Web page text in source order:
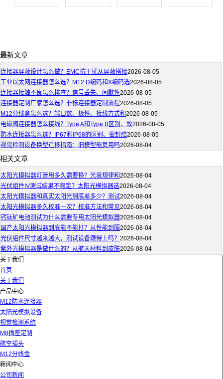
最新文章
连接器屏蔽设计怎么做？EMC抗干扰从屏蔽搭接2026-08-05
工业以太网连接器怎么选？M12 D编码和X编码选2026-08-05
连接器接触不良怎么排查？信号丢失、间歇性2026-08-05
连接器定制厂家怎么选？非标连接器定制流程2026-08-05
M12分线盒怎么选？端口数、极性、接线方式和2026-08-05
电磁阀连接器怎么接线？Type A和Type B区别、故2026-08-05
防水连接器怎么选？IP67和IP68的区别、密封结2026-08-05
视觉检测设备换型迁移指南：旧模型能复用吗2026-08-04
相关文章
太阳光模拟器灯管用多久需要换？光衰规律和2026-08-04
光伏组件IV测试结果不稳定？太阳光模拟器选2026-08-04
太阳光模拟器和真实太阳光到底差多少？测试2026-08-04
太阳光模拟器多久校准一次？校准方法和常见2026-08-04
钙钛矿电池测试为什么需要专用太阳光模拟器2026-08-04
国产太阳光模拟器到底能不能打？从性能到服2026-08-04
光伏组件尺寸越来越大，测试设备跟得上吗？ 2026-08-04
紫外光模拟器是做什么的？从航天材料到皮肤2026-08-04
关于我们
首页
关于我们
产品中心
M12防水连接器
太阳光模拟设备
视觉检测系统
M8插座定制
航空插头
M12分线盒
新闻中心
公司新闻